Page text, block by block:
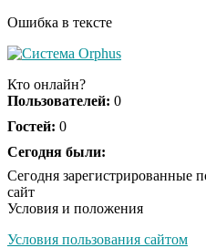
Ролик длится пару
Королева вагона
оставит
Ошибка в тексте
Кто онлайн?
Пользователей: 0
Гостей: 0
Сегодня были:
Сегодня зарегистрированные
сайт
Условия и положения
Условия пользования сайтом